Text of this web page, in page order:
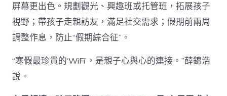
屏幕更出色。規劃觀光、興趣班或托管班，拓展孩子
視野；帶孩子走親訪友，滿足社交需求；假期前兩周
調整作息，防止“假期綜合征”。
“寒假最珍貴的‘WiFi’，是親子心與心的連接。”薛錦浩
說。